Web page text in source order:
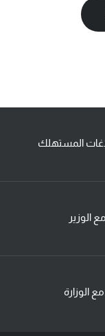
المستهلك
الوزير
الوزارة